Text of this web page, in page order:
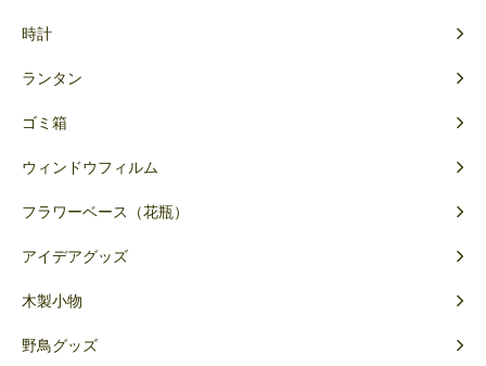
時計
ランタン
ゴミ箱
ウィンドウフィルム
フラワーベース（花瓶）
アイデアグッズ
木製小物
野鳥グッズ